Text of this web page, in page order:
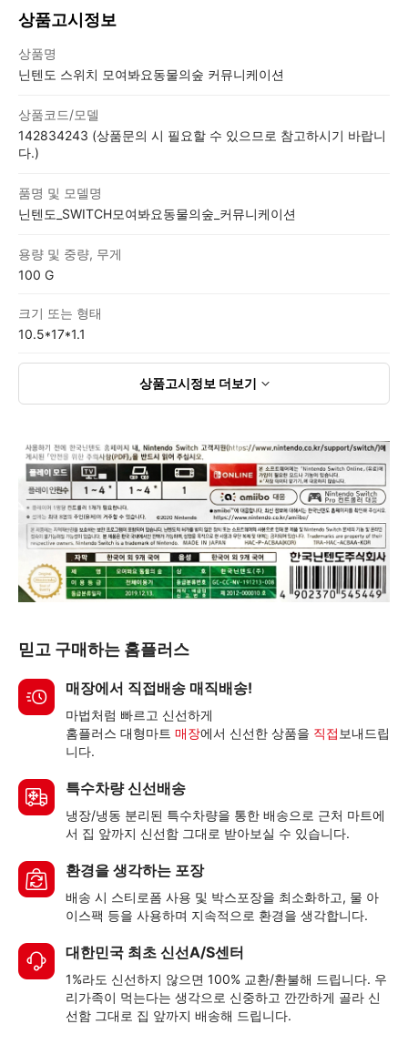
상품고시정보
상품명
닌텐도 스위치 모여봐요동물의숲 커뮤니케이션
상품코드/모델
142834243 (상품문의 시 필요할 수 있으므로 참고하시기 바랍니
다.)
품명 및 모델명
닌텐도_SWITCH모여봐요동물의숲_커뮤니케이션
용량 및 중량, 무게
100 G
크기 또는 형태
10.5*17*1.1
상품고시정보 더보기
믿고 구매하는 홈플러스
매장에서 직접배송 매직배송!
마법처럼 빠르고 신선하게
홈플러스 대형마트 매장에서 신선한 상품을 직접 보내드립
니다.
특수차량 신선배송
냉장/냉동 분리된 특수차량을 통한 배송으로 근처 마트에
서 집 앞까지 신선함 그대로 받아보실 수 있습니다.
환경을 생각하는 포장
배송 시 스티로폼 사용 및 박스포장을 최소화하고, 물 아
이스팩 등을 사용하며 지속적으로 환경을 생각합니다.
대한민국 최초 신선A/S센터
1%라도 신선하지 않으면 100% 교환/환불해 드립니다. 우
리가족이 먹는다는 생각으로 신중하고 깐깐하게 골라 신
선함 그대로 집 앞까지 배송해 드립니다.